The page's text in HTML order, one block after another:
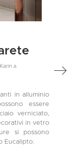
Karin a
in alluminio
essere
verniciato,
in vetro
si possono
Eucalipto.